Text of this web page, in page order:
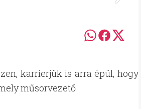
karrierjük is arra épül, hogy
műsorvezető